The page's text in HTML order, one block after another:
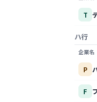
T
ハ行
企業名
P
F